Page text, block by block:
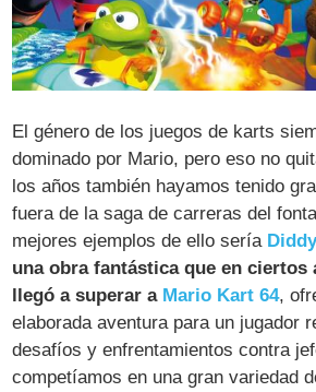
El género de los juegos de karts
dominado por Mario, pero eso no
los años también hayamos tenido
fuera de la saga de carreras del
mejores ejemplos de ello sería
una obra fantástica que en ciertos
llegó a superar a Mario Kart 64,
elaborada aventura para un jugador
desafíos y enfrentamientos contra
competíamos en una gran variedad